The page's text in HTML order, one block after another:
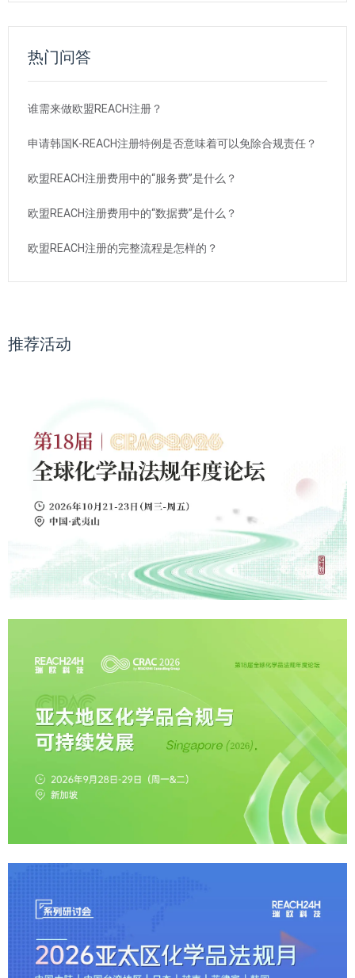
热门问答
谁需来做欧盟REACH注册？
申请韩国K-REACH注册特例是否意味着可以免除合规责任？
欧盟REACH注册费用中的“服务费”是什么？
欧盟REACH注册费用中的“数据费”是什么？
欧盟REACH注册的完整流程是怎样的？
推荐活动